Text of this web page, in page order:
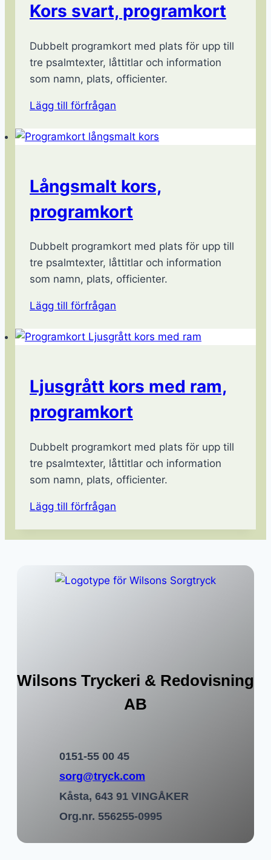
Kors svart, programkort
Dubbelt programkort med plats för upp till
tre psalmtexter, låttitlar och information
som namn, plats, officienter.
Lägg till förfrågan
Långsmalt kors,
programkort
Dubbelt programkort med plats för upp till
tre psalmtexter, låttitlar och information
som namn, plats, officienter.
Lägg till förfrågan
Ljusgrått kors med ram,
programkort
Dubbelt programkort med plats för upp till
tre psalmtexter, låttitlar och information
som namn, plats, officienter.
Lägg till förfrågan
Wilsons Tryckeri & Redovisning
AB
0151-55 00 45
sorg@tryck.com
Kåsta, 643 91 VINGÅKER
Org.nr. 556255-0995